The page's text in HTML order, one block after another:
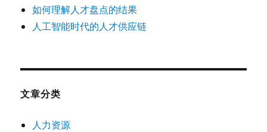
如何理解人才盘点的结果
人工智能时代的人才供应链
文章分类
人力资源